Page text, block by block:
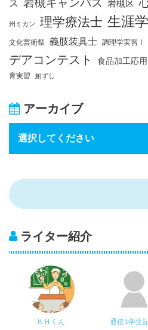
ス 岩槻区
州ミカン 理学療法士 生涯
文化芸術祭 義肢装具士 調理学実習Ⅰ
デアコンテスト
食品加工応用
育実習
鮒ずし
アーカイブ
ライター紹介
ＫＨくん 通信1学生